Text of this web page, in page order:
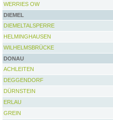
WERRIES OW
DIEMEL
DIEMELTALSPERRE
HELMINGHAUSEN
WILHELMSBRÜCKE
DONAU
ACHLEITEN
DEGGENDORF
DÜRNSTEIN
ERLAU
GREIN